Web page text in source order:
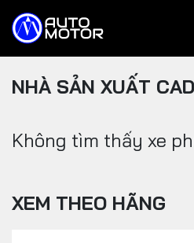
NHÀ SẢN XUẤT
Không tìm thấy xe
XEM THEO HÃNG